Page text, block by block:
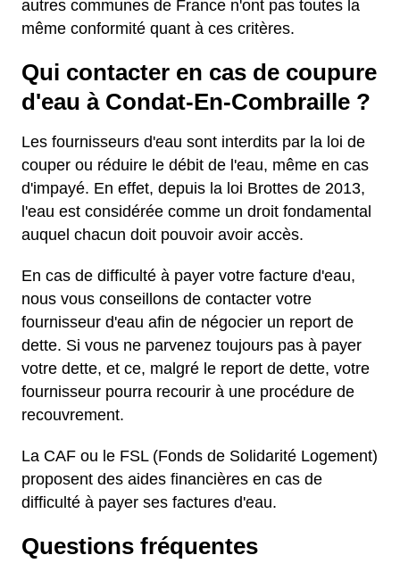
autres communes de France n'ont pas toutes la
même conformité quant à ces critères.
Qui contacter en cas de coupure
d'eau à Condat-En-Combraille ?
Les fournisseurs d'eau sont interdits par la loi de
couper ou réduire le débit de l'eau, même en cas
d'impayé. En effet, depuis la loi Brottes de 2013,
l'eau est considérée comme un droit fondamental
auquel chacun doit pouvoir avoir accès.
En cas de difficulté à payer votre facture d'eau,
nous vous conseillons de contacter votre
fournisseur d'eau afin de négocier un report de
dette. Si vous ne parvenez toujours pas à payer
votre dette, et ce, malgré le report de dette, votre
fournisseur pourra recourir à une procédure de
recouvrement.
La CAF ou le FSL (Fonds de Solidarité Logement)
proposent des aides financières en cas de
difficulté à payer ses factures d'eau.
Questions fréquentes